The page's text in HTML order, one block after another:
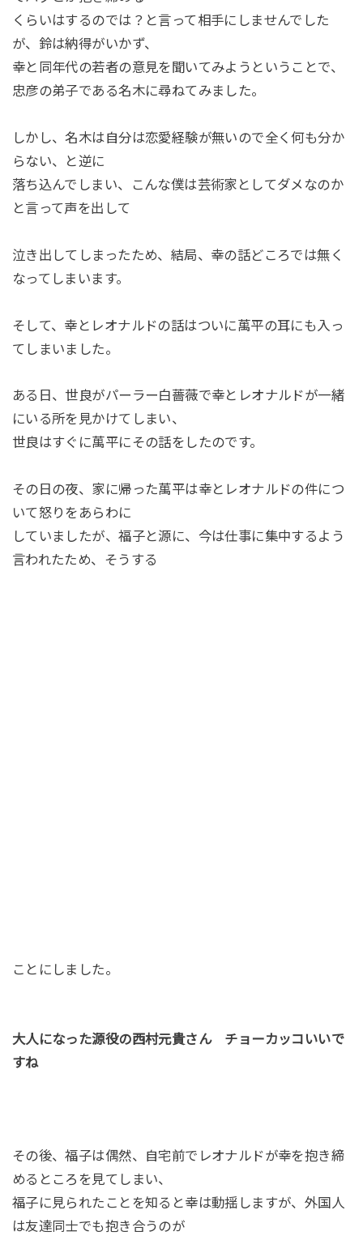
くらいはするのでは？と言って相手にしませんでした
が、鈴は納得がいかず、
幸と同年代の若者の意見を聞いてみようということで、
忠彦の弟子である名木に尋ねてみました。
しかし、名木は自分は恋愛経験が無いので全く何も分か
らない、と逆に
落ち込んでしまい、こんな僕は芸術家としてダメなのか
と言って声を出して
泣き出してしまったため、結局、幸の話どころでは無く
なってしまいます。
そして、幸とレオナルドの話はついに萬平の耳にも入っ
てしまいました。
ある日、世良がパーラー白薔薇で幸とレオナルドが一緒
にいる所を見かけてしまい、
世良はすぐに萬平にその話をしたのです。
その日の夜、家に帰った萬平は幸とレオナルドの件につ
いて怒りをあらわに
していましたが、福子と源に、今は仕事に集中するよう
言われたため、そうする
ことにしました。
大人になった源役の西村元貴さん チョーカッコいいで
すね
その後、福子は偶然、自宅前でレオナルドが幸を抱き締
めるところを見てしまい、
福子に見られたことを知ると幸は動揺しますが、外国人
は友達同士でも抱き合うのが